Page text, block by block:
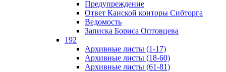
Предупреждение
Ответ Канской конторы Сибторга
Ведомость
Записка Бориса Оптовцева
192
Архивные листы (1-17)
Архивные листы (18-60)
Архивные листы (61-81)